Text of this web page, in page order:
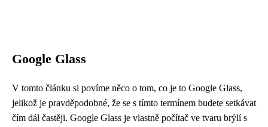
Google Glass
V tomto článku si povíme něco o tom, co je to Google Glass,
jelikož je pravděpodobné, že se s tímto termínem budete setkávat
čím dál častěji. Google Glass je vlastně počítač ve tvaru brýlí s